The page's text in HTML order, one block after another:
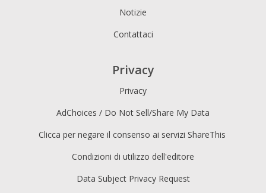
Notizie
Contattaci
Privacy
Privacy
AdChoices / Do Not Sell/Share My Data
Clicca per negare il consenso ai servizi ShareThis
Condizioni di utilizzo dell'editore
Data Subject Privacy Request